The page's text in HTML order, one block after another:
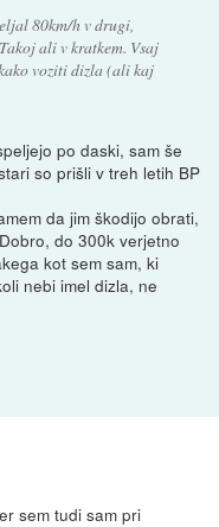
80km/h v drugi,
ali v kratkem. Vsaj
voziti dizla (ali kaj
po daski, sam še
so prišli v treh letih BP
da jim škodijo obrati,
do 300k verjetno
kot sem sam, ki
nebi imel dizla, ne
sem tudi sam pri